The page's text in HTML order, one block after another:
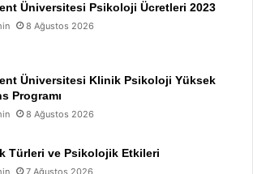
Üniversitesi Psikoloji Ücretleri 2023
8 Ağustos 2026
Üniversitesi Klinik Psikoloji Yüksek
Programı
8 Ağustos 2026
Türleri ve Psikolojik Etkileri
7 Ağustos 2026